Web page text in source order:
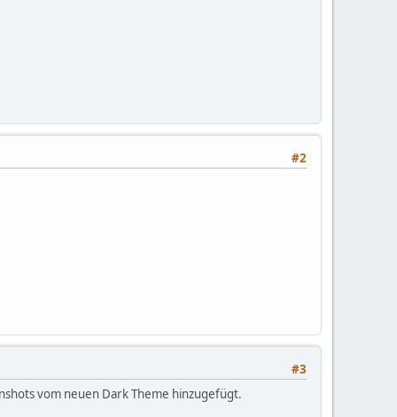
#2
#3
vom neuen Dark Theme hinzugefügt.